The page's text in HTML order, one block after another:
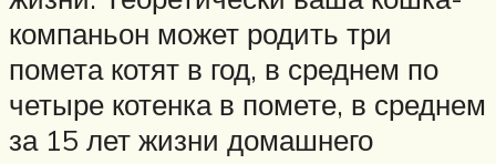
компаньон может родить три
помета котят в год, в среднем по
четыре котенка в помете, в среднем
за 15 лет жизни домашнего